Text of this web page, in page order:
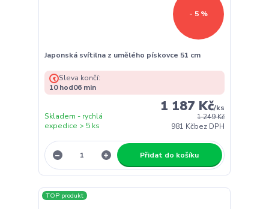
- 5 %
Japonská svítilna z umělého pískovce 51 cm
1 249 Kč
1 187 Kč/ks
981 Kčbez DPH
Skladem - rychlá
expedice > 5 ks
Sleva končí:
10hod06 min
Přidat do košíku
TOP produkt